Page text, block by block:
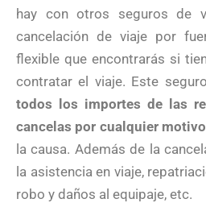
hay con otros seguros de
cancelación de viaje por
flexible que encontrarás si
contratar el viaje. Este
todos los importes de las
cancelas por cualquier motivo
la causa. Además de la
la asistencia en viaje,
robo y daños al equipaje, etc.